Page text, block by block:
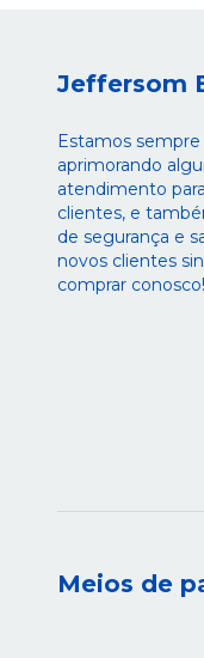
Jeffersom
Estamos
aprimorando
atendimento
clientes, e
de segurança e
novos clientes
comprar conosco!
Meios de